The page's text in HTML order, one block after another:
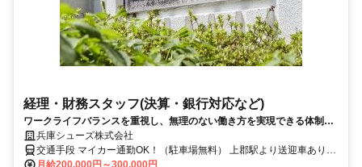
経理・財務スタッフ(決算・銀行対応など)
ワークライフバランスを重視し、無理のない働き方を実現できる体制を
整えています。
兵庫シューズ株式会社
交通手段 マイカー通勤OK！（駐車場無料） 上郡駅より送迎車あり
（人数制限あり） 苔縄駅より徒歩10分
月給200,000円～300,000円